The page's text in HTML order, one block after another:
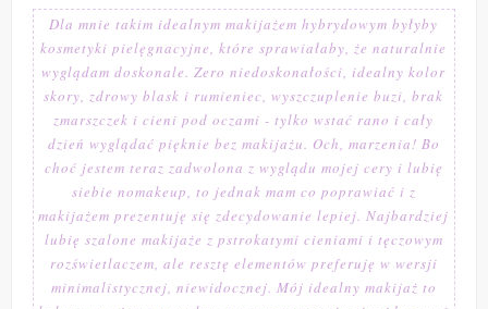
Dla mnie takim idealnym makijażem hybrydowym byłyby
kosmetyki pielęgnacyjne, które sprawiałaby, że naturalnie
wyglądam doskonale. Zero niedoskonałości, idealny kolor
skory, zdrowy blask i rumieniec, wyszczuplenie buzi, brak
zmarszczek i cieni pod oczami - tylko wstać rano i cały
dzień wyglądać pięknie bez makijażu. Och, marzenia! Bo
choć jestem teraz zadwolona z wyglądu mojej cery i lubię
siebie nomakeup, to jednak mam co poprawiać i z
makijażem prezentuję się zdecydowanie lepiej. Najbardziej
lubię szalone makijaże z pstrokatymi cieniami i tęczowym
rozświetlaczem, ale resztę elementów preferuję w wersji
minimalistycznej, niewidocznej. Mój idealny makijaż to